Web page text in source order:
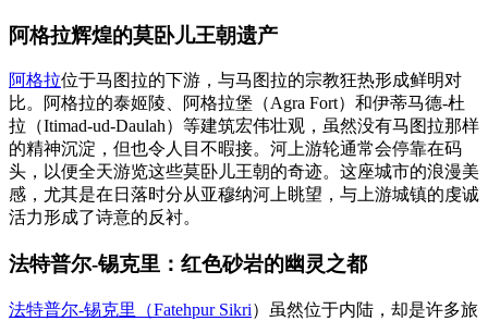
阿格拉辉煌的莫卧儿王朝遗产
阿格拉位于马图拉的下游，与马图拉的宗教狂热形成鲜明对
比。阿格拉的泰姬陵、阿格拉堡（Agra Fort）和伊蒂马德-杜
拉（Itimad-ud-Daulah）等建筑宏伟壮观，虽然没有马图拉那样
的精神沉淀，但也令人目不暇接。河上游轮通常会停靠在码
头，以便全天游览这些莫卧儿王朝的奇迹。这座城市的浪漫美
感，尤其是在日落时分从亚穆纳河上眺望，与上游城镇的虔诚
活力形成了诗意的反衬。
法特普尔-锡克里：红色砂岩的幽灵之都
法特普尔-锡克里（Fatehpur Sikri）虽然位于内陆，却是许多旅